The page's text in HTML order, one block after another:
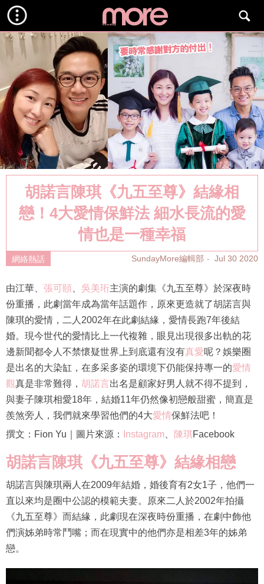
胡諾言陳琪《九五至尊》結緣相
戀！4大愛情保鮮法 細水長流的愛
情也是一種幸福
網絡熱話 SundayMore編輯部 Jul 30 2020
由江華、 張可頤 吳美珩主演的劇集《九五至尊》於深夜時
份重播，此劇當年成為當年話題作，原來更造就了胡諾言與
陳琪的愛情，二人2002年在此劇結緣，愛情長跑7年後結
婚。現今世代的愛情比上一代複雜，眼見出現很多出軌的花
邊新聞都令人不禁懷疑世界上到底還有沒有真愛呢？娛樂圈
是出名的大染缸，在多采多姿的環境下仍能保持專一的愛情
觀真是非常難得， 胡諾言出名是顧家好男人就不得不提到，
與妻子陳琪相愛18年，結婚11年仍然像初戀般甜蜜，簡直是
羨煞旁人，我們就來學習他們的4大愛情保鮮法吧！
撰文：Fion Yu｜圖片來源：
Instagram 陳琪Facebook
胡諾言陳琪《九五至尊》結緣相戀
胡諾言與陳琪兩人在2009年結婚，婚後育有2女1子，他們一
直以來均是圈中公認的模範夫妻。原來二人於2002年拍攝
《九五至尊》而結緣，此劇現在深夜時份重播，在劇中飾他
們演姊弟時常鬥嘴；而在現實中的他們亦是相差3年的姊弟
戀。